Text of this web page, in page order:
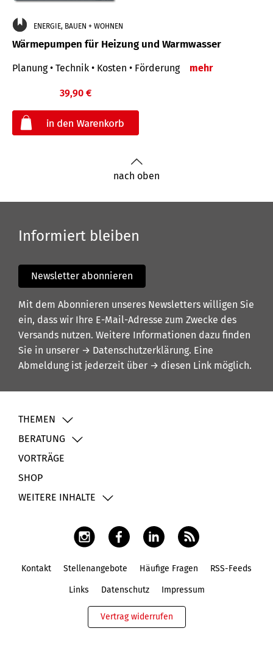
ENERGIE, BAUEN + WOHNEN
Wärmepumpen für Heizung und Warmwasser
Planung • Technik • Kosten • Förderung mehr
39,90 €
nach oben
Informiert bleiben
Newsletter abonnieren
Mit dem Abonnieren unseres Newsletters willigen Sie
ein, dass wir Ihre E-Mail-Adresse zum Zwecke des
Versands nutzen. Weitere Informationen dazu finden
Sie in unserer → Datenschutzerklärung. Eine
Abmeldung ist jederzeit über → diesen Link möglich.
THEMEN
BERATUNG
VORTRÄGE
SHOP
WEITERE INHALTE
Kontakt Stellenangebote Häufige Fragen RSS-Feeds
Links Datenschutz Impressum
Vertrag widerrufen